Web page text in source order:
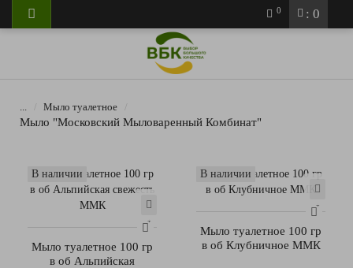
: 0
0
... Мыло туалетное
Мыло "Московский Мыловаренный Комбинат"
В наличии
Мыло туалетное 100 гр
в об Альпийская
В наличии
Мыло туалетное 100 гр
в об Клубничное ММК